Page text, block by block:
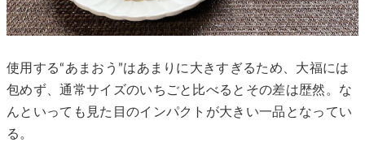
使用する“あまおう”はあまりに大きすぎるため、大福には
包めず、通常サイズのいちごと比べるとその差は歴然。な
んといっても見た目のインパクトが大きい一品となってい
る。